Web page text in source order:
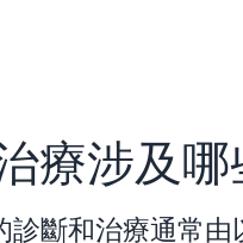
療涉及
斷和治療通常由